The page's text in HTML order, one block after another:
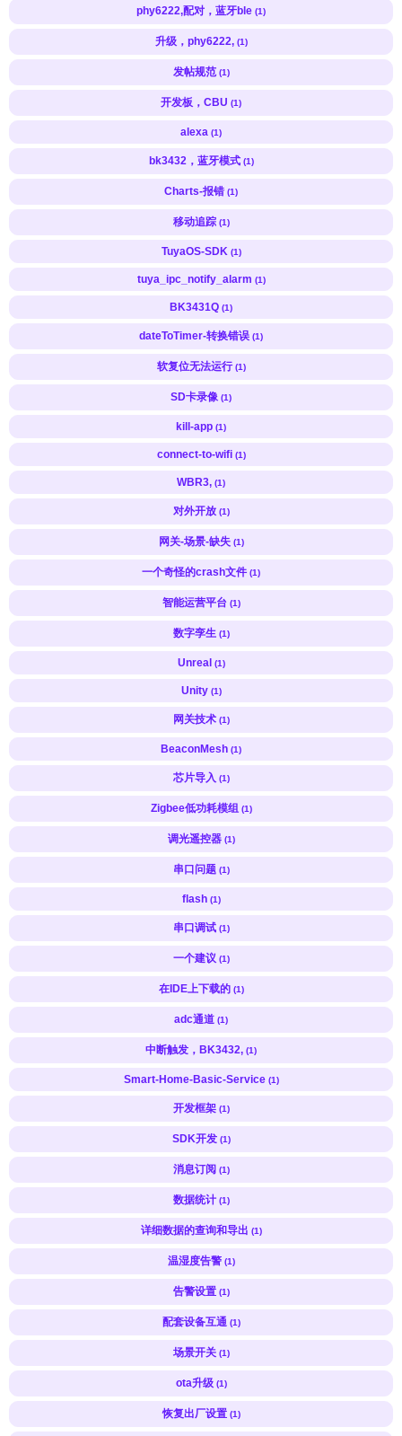
phy6222,配对，蓝牙ble (1)
升级，phy6222, (1)
发帖规范 (1)
开发板，CBU (1)
alexa (1)
bk3432，蓝牙模式 (1)
Charts-报错 (1)
移动追踪 (1)
TuyaOS-SDK (1)
tuya_ipc_notify_alarm (1)
BK3431Q (1)
dateToTimer-转换错误 (1)
软复位无法运行 (1)
SD卡录像 (1)
kill-app (1)
connect-to-wifi (1)
WBR3, (1)
对外开放 (1)
网关-场景-缺失 (1)
一个奇怪的crash文件 (1)
智能运营平台 (1)
数字孪生 (1)
Unreal (1)
Unity (1)
网关技术 (1)
BeaconMesh (1)
芯片导入 (1)
Zigbee低功耗模组 (1)
调光遥控器 (1)
串口问题 (1)
flash (1)
串口调试 (1)
一个建议 (1)
在IDE上下载的 (1)
adc通道 (1)
中断触发，BK3432, (1)
Smart-Home-Basic-Service (1)
开发框架 (1)
SDK开发 (1)
消息订阅 (1)
数据统计 (1)
详细数据的查询和导出 (1)
温湿度告警 (1)
告警设置 (1)
配套设备互通 (1)
场景开关 (1)
ota升级 (1)
恢复出厂设置 (1)